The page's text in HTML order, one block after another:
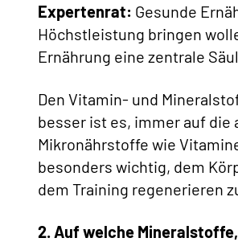
Expertenrat: Gesunde
Höchstleistung bringen
Ernährung eine zentrale
Den Vitamin- und
besser ist es, immer auf
Mikronährstoffe wie
besonders wichtig, dem
dem Training regenerieren
2. Auf welche